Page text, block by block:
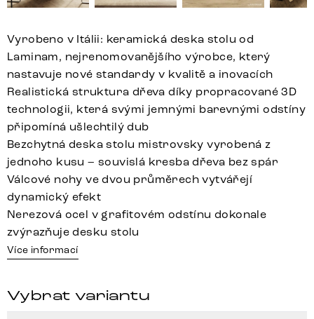
Vyrobeno v Itálii: keramická deska stolu od
Laminam, nejrenomovanějšího výrobce, který
nastavuje nové standardy v kvalitě a inovacích
Realistická struktura dřeva díky propracované 3D
technologii, která svými jemnými barevnými odstíny
připomíná ušlechtilý dub
Bezchytná deska stolu mistrovsky vyrobená z
jednoho kusu – souvislá kresba dřeva bez spár
Válcové nohy ve dvou průměrech vytvářejí
dynamický efekt
Nerezová ocel v grafitovém odstínu dokonale
zvýrazňuje desku stolu
Více informací
Vybrat variantu